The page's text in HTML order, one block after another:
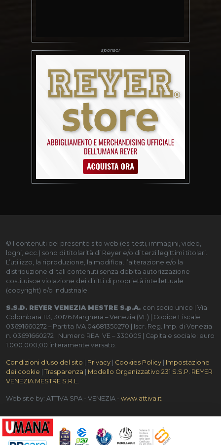
© I contenuti del presente sito web (es. testi, immagini, video,
loghi, ecc.) sono di titolarità di Reyer e/o di terzi legittimi titolari.
L’utilizzo, la riproduzione, la modifica, l’alterazione e/o la
distribuzione di tali contenuti senza debita autorizzazione
costituisce violazione dei diritti di proprietà intellettuale
(copyright) e/o industriale.
S.S.D. REYER VENEZIA MESTRE S.p.A. con socio unico | Via
Colombara 113, 30176 Marghera – Venezia (VE) | Codice Fiscale
03691660272 – Partita IVA 04681350270 | Iscr. Reg. Imp. di Venezia
n. 03691660272 | Numero REA: VE – 330005 | Capitale sociale: euro
1.000.000,00 interamente versato.
Condizioni d'uso del sito Privacy Cookies Policy
Impostazione
dei cookie
Trasparenza
Modello Organizzativo 231 S.S.P. REYER
VENEZIA MESTRE S.R.L.
Web site by: ATTIVA SPA - VENEZIA - www.attiva.it